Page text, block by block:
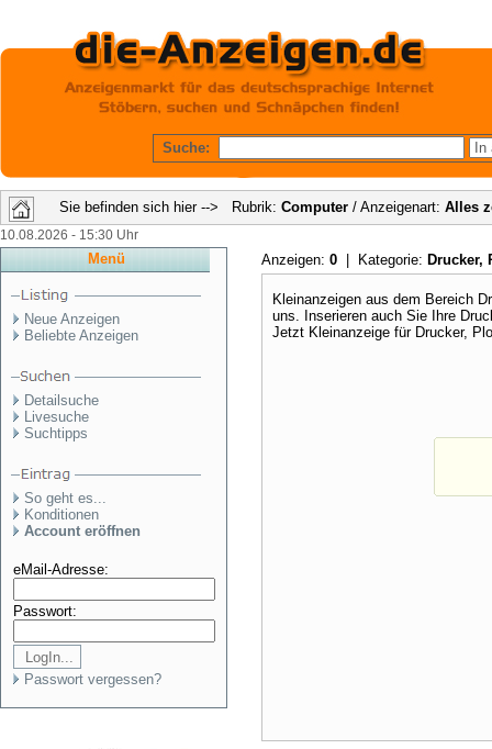
Suche:
Sie befinden sich hier --> Rubrik: Computer / Anzeigenart: Alles
10.08.2026 - 15:30 Uhr
Menü
Neue Anzeigen
Beliebte Anzeigen
Detailsuche
Livesuche
Suchtipps
So geht es...
Konditionen
Account eröffnen
eMail-Adresse:
Passwort:
Passwort vergessen?
Anzeigen: 0 | Kategorie: Drucker,
Kleinanzeigen aus dem Bereich
uns. Inserieren auch Sie Ihre
Jetzt Kleinanzeige für Drucker,